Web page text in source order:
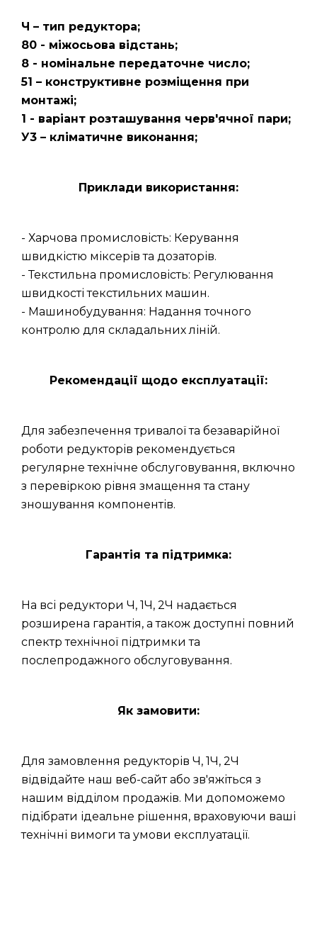
Ч – тип редуктора;
80 - міжосьова відстань;
8 - номінальне передаточне число;
51 – конструктивне розміщення при
монтажі;
1 - варіант розташування черв'ячної пари;
У3 – кліматичне виконання;
Приклади використання:
- Харчова промисловість: Керування
швидкістю міксерів та дозаторів.
- Текстильна промисловість: Регулювання
швидкості текстильних машин.
- Машинобудування: Надання точного
контролю для складальних ліній.
Рекомендації щодо експлуатації:
Для забезпечення тривалої та безаварійної
роботи редукторів рекомендується
регулярне технічне обслуговування, включно
з перевіркою рівня змащення та стану
зношування компонентів.
Гарантія та підтримка:
На всі редуктори Ч, 1Ч, 2Ч надається
розширена гарантія, а також доступні повний
спектр технічної підтримки та
послепродажного обслуговування.
Як замовити:
Для замовлення редукторів Ч, 1Ч, 2Ч
відвідайте наш веб-сайт або зв'яжіться з
нашим відділом продажів. Ми допоможемо
підібрати ідеальне рішення, враховуючи ваші
технічні вимоги та умови експлуатації.